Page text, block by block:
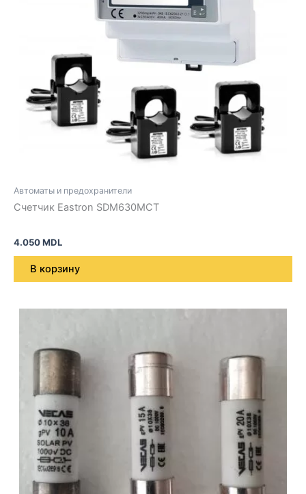
Автоматы и предохранители
Счетчик Eastron SDM630MCT
4.050MDL
В корзину